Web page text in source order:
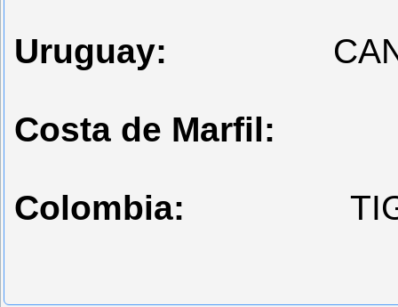
Uruguay:
Costa de Marfil:
Colombia: